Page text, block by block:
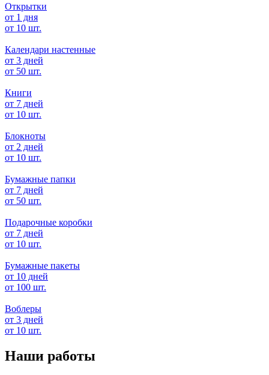
Открытки
от 1 дня
от 10 шт.
Календари настенные
от 3 дней
от 50 шт.
Книги
от 7 дней
от 10 шт.
Блокноты
от 2 дней
от 10 шт.
Бумажные папки
от 7 дней
от 50 шт.
Подарочные коробки
от 7 дней
от 10 шт.
Бумажные пакеты
от 10 дней
от 100 шт.
Воблеры
от 3 дней
от 10 шт.
Наши работы